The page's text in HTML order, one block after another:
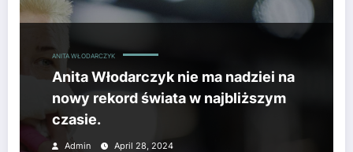
ANITA WŁODARCZYK
Anita Włodarczyk nie ma nadziei na
nowy rekord świata w najbliższym
czasie.
Admin April 28, 2024